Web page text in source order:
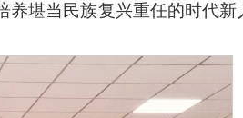
养堪当民族复兴重任的时代新